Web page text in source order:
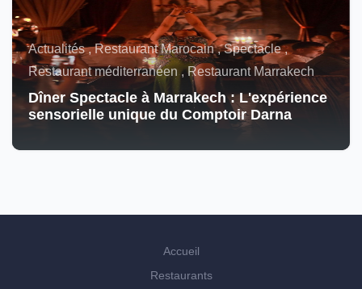
Actualités , Restaurant Marocain , Spectacle ,
Restaurant méditerranéen , Restaurant Marrakech
Dîner Spectacle à Marrakech : L'expérience
sensorielle unique du Comptoir Darna
Accueil
Restaurants